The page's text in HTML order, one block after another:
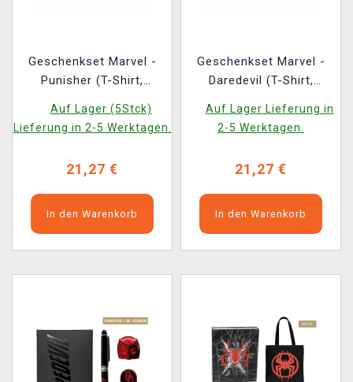
Geschenkset Marvel -
Punisher (T-Shirt,
Socken) (Größe M)
Auf Lager (5Stck)
Lieferung in 2-5 Werktagen.
21,27 €
In den Warenkorb
Geschenkset Marvel -
Daredevil (T-Shirt,
Socken) (Größe M)
Auf Lager Lieferung in
2-5 Werktagen.
21,27 €
In den Warenkorb